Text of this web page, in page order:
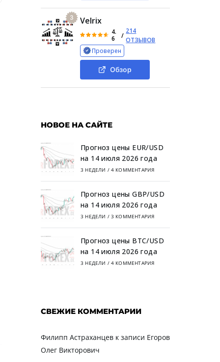
3 Velrix
4.
6
/
214
ОТЗЫВОВ
Проверен
Обзор
НОВОЕ НА САЙТЕ
Прогноз цены EUR/USD
на 14 июля 2026 года
3 НЕДЕЛИ / 4 КОММЕНТАРИЯ
Прогноз цены GBP/USD
на 14 июля 2026 года
3 НЕДЕЛИ / 3 КОММЕНТАРИЯ
Прогноз цены BTC/USD
на 14 июля 2026 года
3 НЕДЕЛИ / 4 КОММЕНТАРИЯ
СВЕЖИЕ КОММЕНТАРИИ
Филипп Астраханцевк записи Егоров
Олег Викторович